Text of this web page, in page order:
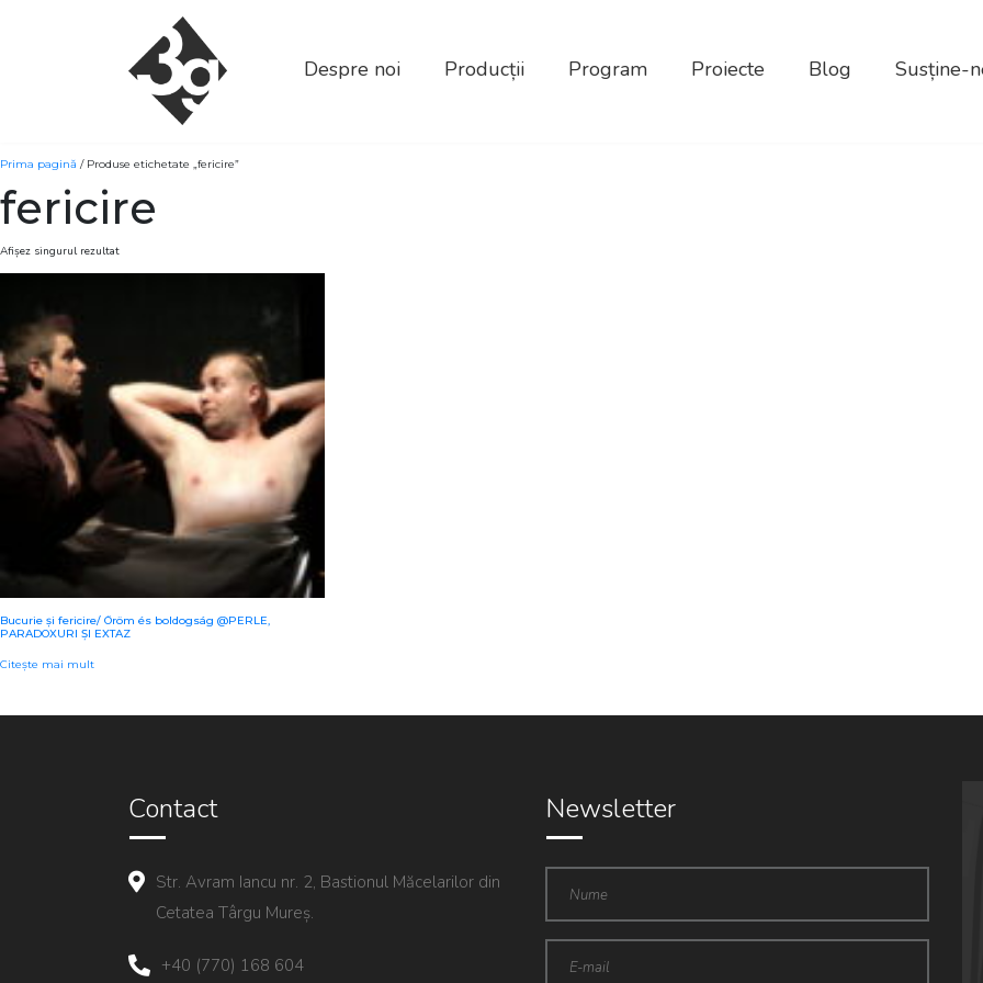
Despre noi Producții Program Proiecte Blog Susține-
Prima pagină / Produse etichetate „fericire”
fericire
Afișez singurul rezultat
Bucurie și fericire/ Öröm és boldogság @PERLE,
PARADOXURI ȘI EXTAZ
Citește mai mult
Contact
Str. Avram Iancu nr. 2, Bastionul Măcelarilor din
Cetatea Târgu Mureș.
+40 (770) 168 604
Newsletter